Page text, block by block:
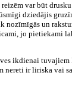
var būt
dziedājis
nozīmīgās un
jo pietiekami
ikdienai tuvajiem
ir liriska vai